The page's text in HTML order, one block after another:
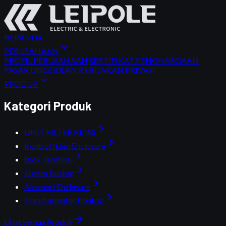
BERANDA
PERUSAHAAN expand_more
PROFIL PERUSAHAAN SERTIFIKAT PENGHARGAAN
PASAR UNGGULAN KEBIJAKAN PRIVASI
PRODUK expand_more
Kategori Produk
UNIT FILTER KIPAS chevron_right
Kontrol Iklim Enclosure chevron_right
Blok Terminal chevron_right
Sistem Busbar chevron_right
Aksesori Enclosure chevron_right
Transformator Kontrol chevron_right
Lihat Semua Produk arrow_forward